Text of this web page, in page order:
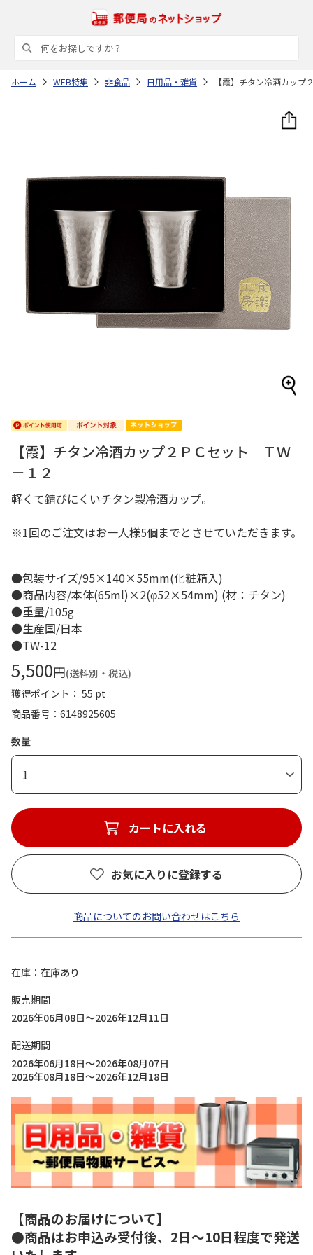
ホーム WEB特集 非食品 日用品・雑貨 【霞】チタン冷酒カッ
【霞】チタン冷酒カップ２ＰＣセット ＴＷ
－１２
軽くて錆びにくいチタン製冷酒カップ。
※1回のご注文はお一人様5個までとさせていただきます。
●包装サイズ/95×140×55mm(化粧箱入)
●商品内容/本体(65ml)×2(φ52×54mm) (材：チタン)
●重量/105g
●生産国/日本
●TW-12
5,500円(送料別・税込)
獲得ポイント： 55 pt
商品番号
6148925605
数量
1
カートに入れる
お気に入りに登録する
商品についてのお問い合わせはこちら
在庫
在庫あり
販売期間
2026年06月08日～2026年12月11日
配送期間
2026年06月18日～2026年08月07日
2026年08月18日～2026年12月18日
【商品のお届けについて】
●商品はお申込み受付後、2日～10日程度で発送